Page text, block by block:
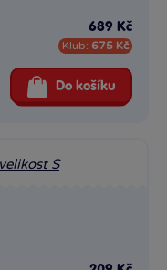
689 Kč
Klub: 675 Kč
Do košíku